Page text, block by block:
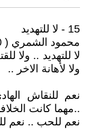
15 - لا للتهديد
محمود الشمري ( 2010 / 4 / 2 - 02:05 )
لا للتهديد .. ولا
ولا لأهانة الاخر ..
نعم للنقاش
..مهما كانت
نعم للحب .. نعم